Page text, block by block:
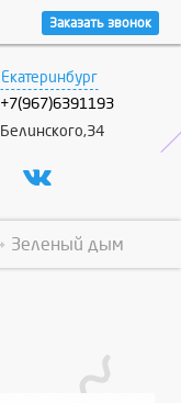
Заказать звонок
Екатеринбург
+7(967)6391193
Белинского,34
Зеленый дым